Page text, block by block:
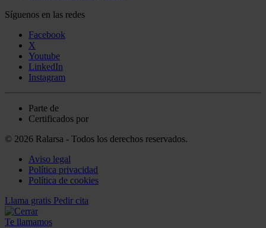
Síguenos en las redes
Facebook
X
Youtube
LinkedIn
Instagram
Parte de
Certificados por
© 2026 Ralarsa - Todos los derechos reservados.
Aviso legal
Política privacidad
Política de cookies
Llama gratis Pedir cita
Te llamamos